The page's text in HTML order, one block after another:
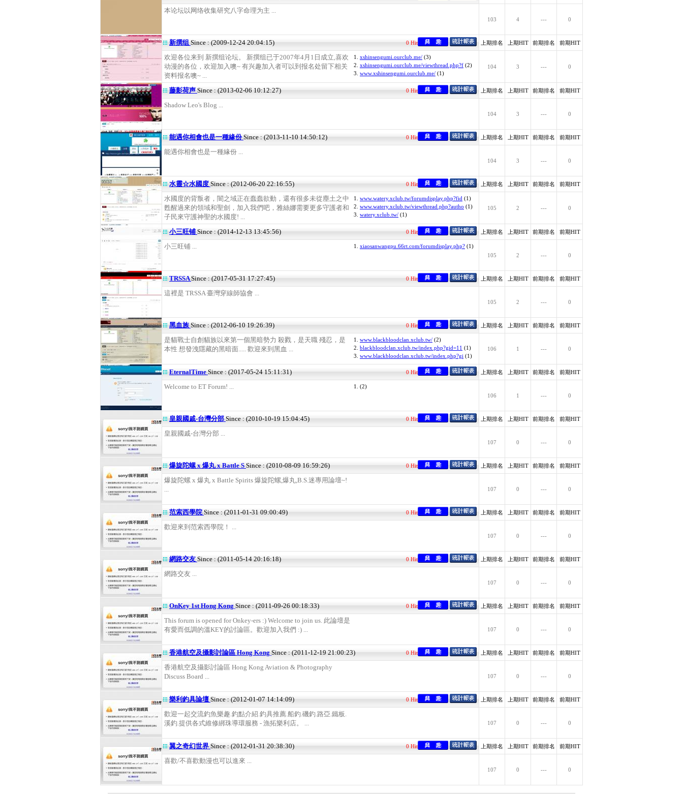
本论坛以网络收集研究八字命理为主 ...
103 4 --- 0
新撰组Since : (2009-12-24 20:04:15) 0 Hit 上期排名 上期HIT 前期排名 前期HIT
欢迎各位来到 新撰组论坛。 新撰组已于2007年4月1日成立,喜欢
动漫的各位，欢迎加入噢~ 有兴趣加入者可以到报名处留下相关
资料报名噢~ ...
1. xshinsengumi.ourclub.me/ (3)
2. xshinsengumi.ourclub.me/viewthread.php?f (2)
3. www.xshinsengumi.ourclub.me/ (1)
104 3 --- 0
藤影荷声 Since : (2013-02-06 10:12:27) 0 Hit 上期排名 上期HIT 前期排名 前期HIT
Shadow Leo's Blog ...
104 3 --- 0
能遇你相會也是一種緣份Since : (2013-11-10 14:50:12) 0 Hit 上期排名 上期HIT 前期排名 前期HIT
能遇你相會也是一種緣份 ...
104 3 --- 0
水靈☆水國度 Since : (2012-06-20 22:16:55) 0 Hit 上期排名 上期HIT 前期排名 前期HIT
水國度的背叛者，闇之域正在蠢蠢欲動，還有很多未從塵土之中
甦醒過來的領域和聖劍，加入我們吧，雅絲娜需要更多守護者和
子民來守護神聖的水國度! ...
1. www.watery.xclub.tw/forumdisplay.php?fid (1)
2. www.watery.xclub.tw/viewthread.php?autho (1)
3. watery.xclub.tw/ (1)
105 2 --- 0
小三旺铺Since : (2014-12-13 13:45:56) 0 Hit 上期排名 上期HIT 前期排名 前期HIT
小三旺铺 ... 1. xiaosanwangpu.66rt.com/forumdisplay.php? (1)
105
2 --- 0
TRSSASince : (2017-05-31 17:27:45) 0 Hit 上期排名 上期HIT 前期排名 前期HIT
這裡是 TRSSA 臺灣穿線師協會 ...
105 2 --- 0
黑血族 Since : (2012-06-10 19:26:39) 0 Hit 上期排名 上期HIT 前期排名 前期HIT
是貓戰士自創貓族以來第一個黑暗勢力 殺戮，是天職 殘忍，是
本性 想發洩隱藏的黑暗面..... 歡迎來到黑血 ...
1. www.blackbloodclan.xclub.tw/ (2)
2. blackbloodclan.xclub.tw/index.php?gid=11 (1)
3. www.blackbloodclan.xclub.tw/index.php?gi (1)
106 1 --- 0
EternalTime Since : (2017-05-24 15:11:31) 0 Hit 上期排名 上期HIT 前期排名 前期HIT
Welcome to ET Forum! ... 1. (2)
106
1 --- 0
皇親國戚-台灣分部 Since : (2010-10-19 15:04:45) 0 Hit 上期排名 上期HIT 前期排名 前期HIT
皇親國戚-台灣分部 ...
107 0 --- 0
爆旋陀螺 x 爆丸 x Battle S Since : (2010-08-09 16:59:26) 0 Hit 上期排名 上期HIT 前期排名 前期HIT
爆旋陀螺 x 爆丸 x Battle Spirits 爆旋陀螺,爆丸,B.S.迷專用論壇~!
...
107 0 --- 0
范索西學院Since : (2011-01-31 09:00:49) 0 Hit 上期排名 上期HIT 前期排名 前期HIT
歡迎來到范索西學院！ ...
107 0 --- 0
網路交友 Since : (2011-05-14 20:16:18) 0 Hit 上期排名 上期HIT 前期排名 前期HIT
網路交友 ...
107 0 --- 0
OnKey 1st Hong Kong Since : (2011-09-26 00:18:33) 0 Hit 上期排名 上期HIT 前期排名 前期HIT
This forum is opened for Onkey-ers :) Welcome to join us. 此論壇是
有愛而低調的溫KEY的討論區。歡迎加入我們 :) ...
107 0 --- 0
香港航空及攝影討論區 Hong Kong Since : (2011-12-19 21:00:23) 0 Hit 上期排名 上期HIT 前期排名 前期HIT
香港航空及攝影討論區 Hong Kong Aviation & Photography
Discuss Board ...
107 0 --- 0
樂利釣具論壇 Since : (2012-01-07 14:14:09) 0 Hit 上期排名 上期HIT 前期排名 前期HIT
歡迎一起交流釣魚樂趣.釣點介紹.釣具推薦.船釣.磯釣.路亞.鐵板.
溪釣.提供各式維修綁珠導環服務 - 漁拓樂利店。 ...
107 0 --- 0
翼之奇幻世界Since : (2012-01-31 20:38:30) 0 Hit 上期排名 上期HIT 前期排名 前期HIT
喜歡/不喜歡動漫也可以進來 ...
107 0 --- 0